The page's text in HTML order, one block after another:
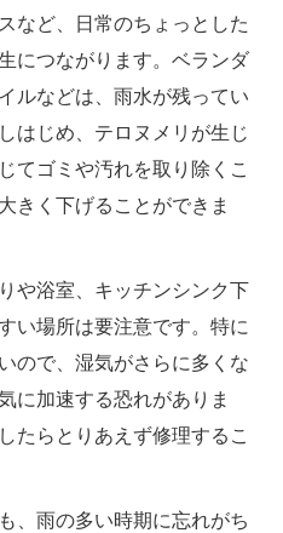
など、日常のちょっとした
につながります。ベランダ
ルなどは、雨水が残ってい
はじめ、テロヌメリが生じ
てゴミや汚れを取り除くこ
きく下げることができま
や浴室、キッチンシンク下
い場所は要注意です。特に
ので、湿気がさらに多くな
に加速する恐れがありま
たらとりあえず修理するこ
、雨の多い時期に忘れがち